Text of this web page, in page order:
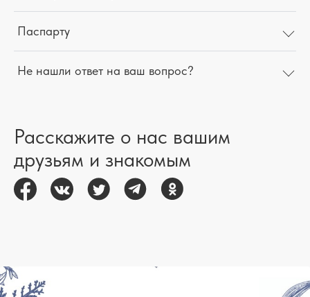
Паспарту
Не нашли ответ на ваш вопрос?
Расскажите о нас вашим
друзьям и знакомым